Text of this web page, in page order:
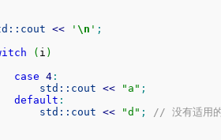
cout << ' \n ' ;
( i )
case 4:
std:: cout << "a" ;
default :
std:: cout << "d" ;
// 没有适用